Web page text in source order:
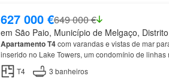
627 000 €649 000 €
em São Paio, Município de Melgaço,
ApartamentoT4com varandas e vistas de mar
inserido no Lake Towers, um condomínio de
privada do
apartamento
T4 3 banheiros